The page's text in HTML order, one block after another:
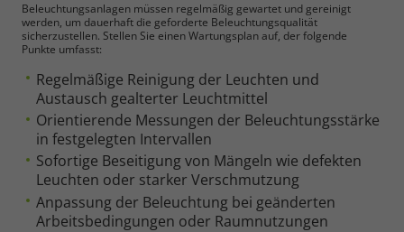
Beleuchtungsanlagen müssen regelmäßig gewartet und gereinigt
werden, um dauerhaft die geforderte Beleuchtungsqualität
sicherzustellen. Stellen Sie einen Wartungsplan auf, der folgende
Punkte umfasst:
Regelmäßige Reinigung der Leuchten und
Austausch gealterter Leuchtmittel
Orientierende Messungen der Beleuchtungsstärke
in festgelegten Intervallen
Sofortige Beseitigung von Mängeln wie defekten
Leuchten oder starker Verschmutzung
Anpassung der Beleuchtung bei geänderten
Arbeitsbedingungen oder Raumnutzungen